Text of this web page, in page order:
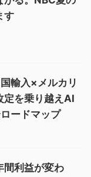
す
輸入×メルカリ
定を乗り越えAI
ードマップ
間利益が変わ